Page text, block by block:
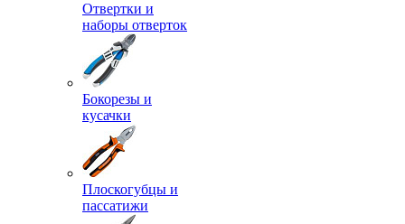
Отвертки и
наборы отверток
Бокорезы и
кусачки
Плоскогубцы и
пассатижи